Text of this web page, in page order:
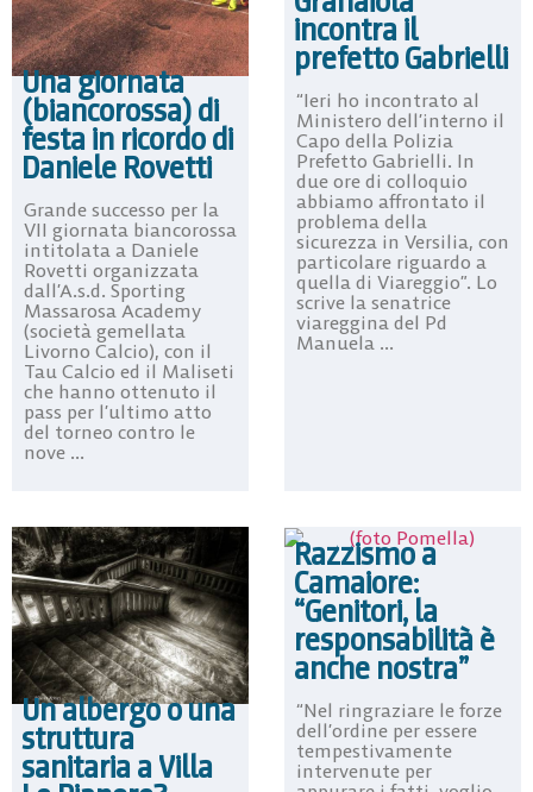
Una giornata
(biancorossa) di
festa in ricordo di
Daniele Rovetti
Grande successo per la
VII giornata biancorossa
intitolata a Daniele
Rovetti organizzata
dall’A.s.d. Sporting
Massarosa Academy
(società gemellata
Livorno Calcio), con il
Tau Calcio ed il Maliseti
che hanno ottenuto il
pass per l’ultimo atto
del torneo contro le
nove ...
incontra il
prefetto Gabrielli
“Ieri ho incontrato al
Ministero dell’interno il
Capo della Polizia
Prefetto Gabrielli. In
due ore di colloquio
abbiamo affrontato il
problema della
sicurezza in Versilia, con
particolare riguardo a
quella di Viareggio”. Lo
scrive la senatrice
viareggina del Pd
Manuela ...
Un albergo o una
struttura
sanitaria a Villa
Razzismo a
Camaiore:
“Genitori, la
responsabilità è
anche nostra”
“Nel ringraziare le forze
dell’ordine per essere
tempestivamente
intervenute per